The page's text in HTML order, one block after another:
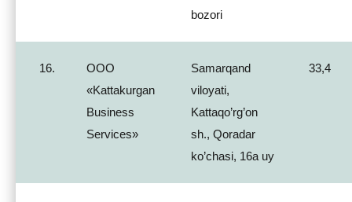
bozori
16.
ООО
«Kattakurgan
Business
Services»
Samarqand
viloyati,
Kattaqo’rg’on
sh., Qoradar
ko’chasi, 16a uy
33,4